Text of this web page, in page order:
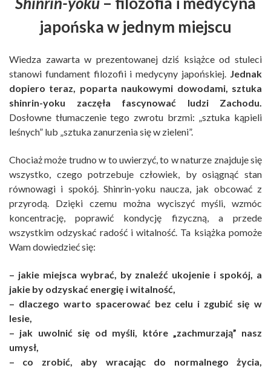
japońska w jednym miejscu
Wiedza zawarta w prezentowanej dziś książce od stuleci
stanowi fundament filozofii i medycyny japońskiej.
Jednak
dopiero teraz, poparta naukowymi dowodami, sztuka
shinrin-yoku zaczęła fascynować ludzi Zachodu.
Dosłowne tłumaczenie tego zwrotu brzmi: „sztuka kąpieli
leśnych” lub „sztuka zanurzenia się w zieleni”.
Chociaż może trudno w to uwierzyć, to w naturze znajduje się
wszystko, czego potrzebuje człowiek, by osiągnąć stan
równowagi i spokój. Shinrin-yoku naucza, jak obcować z
przyrodą. Dzięki czemu można wyciszyć myśli, wzmóc
koncentrację, poprawić kondycję fizyczną, a przede
wszystkim odzyskać radość i witalność. Ta książka pomoże
Wam dowiedzieć się:
– jakie miejsca wybrać, by znaleźć ukojenie i spokój, a
jakie by odzyskać energię i witalność,
– dlaczego warto spacerować bez celu i zgubić się w
lesie,
– jak uwolnić się od myśli, które „zachmurzają” nasz
umysł,
– co zrobić, aby wracając do normalnego życia,